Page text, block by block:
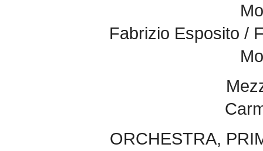
Fabrizio Esposito /
ORCHESTRA,